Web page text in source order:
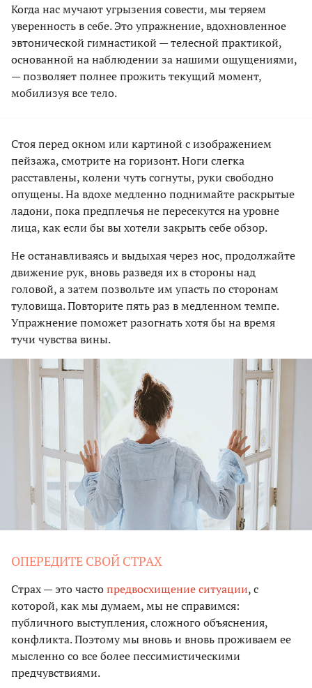
Когда нас мучают угрызения совести, мы теряем
уверенность в себе. Это упражнение, вдохновленное
эвтонической гимнастикой — телесной практикой,
основанной на наблюдении за нашими ощущениями,
— позволяет полнее прожить текущий момент,
мобилизуя все тело.
Стоя перед окном или картиной с изображением
пейзажа, смотрите на горизонт. Ноги слегка
расставлены, колени чуть согнуты, руки свободно
опущены. На вдохе медленно поднимайте раскрытые
ладони, пока предплечья не пересекутся на уровне
лица, как если бы вы хотели закрыть себе обзор.
Не останавливаясь и выдыхая через нос, продолжайте
движение рук, вновь разведя их в стороны над
головой, а затем позвольте им упасть по сторонам
туловища. Повторите пять раз в медленном темпе.
Упражнение поможет разогнать хотя бы на время
тучи чувства вины.
ОПЕРЕДИТЕ СВОЙ СТРАХ
Страх — это частопредвосхищение ситуации, с
которой, как мы думаем, мы не справимся:
публичного выступления, сложного объяснения,
конфликта. Поэтому мы вновь и вновь проживаем ее
мысленно со все более пессимистическими
предчувствиями.